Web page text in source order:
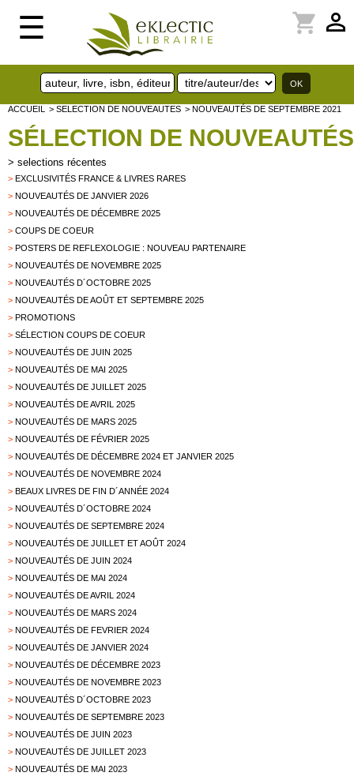
☰ perm_identity
shopping_cart
ACCUEIL > SELECTION DE NOUVEAUTES > NOUVEAUTÉS DE SEPTEMBRE 2021
SÉLECTION DE NOUVEAUTÉS
> selections récentes
> EXCLUSIVITÉS FRANCE & LIVRES RARES
> NOUVEAUTÉS DE JANVIER 2026
> NOUVEAUTÉS DE DÉCEMBRE 2025
> COUPS DE COEUR
> POSTERS DE REFLEXOLOGIE : NOUVEAU PARTENAIRE
> NOUVEAUTÉS DE NOVEMBRE 2025
> NOUVEAUTÉS D´OCTOBRE 2025
> NOUVEAUTÉS DE AOÛT ET SEPTEMBRE 2025
> PROMOTIONS
> SÉLECTION COUPS DE COEUR
> NOUVEAUTÉS DE JUIN 2025
> NOUVEAUTÉS DE MAI 2025
> NOUVEAUTÉS DE JUILLET 2025
> NOUVEAUTÉS DE AVRIL 2025
> NOUVEAUTÉS DE MARS 2025
> NOUVEAUTÉS DE FÉVRIER 2025
> NOUVEAUTÉS DE DÉCEMBRE 2024 ET JANVIER 2025
> NOUVEAUTÉS DE NOVEMBRE 2024
> BEAUX LIVRES DE FIN D´ANNÉE 2024
> NOUVEAUTÉS D´OCTOBRE 2024
> NOUVEAUTÉS DE SEPTEMBRE 2024
> NOUVEAUTÉS DE JUILLET ET AOÛT 2024
> NOUVEAUTÉS DE JUIN 2024
> NOUVEAUTÉS DE MAI 2024
> NOUVEAUTÉS DE AVRIL 2024
> NOUVEAUTÉS DE MARS 2024
> NOUVEAUTÉS DE FEVRIER 2024
> NOUVEAUTÉS DE JANVIER 2024
> NOUVEAUTÉS DE DÉCEMBRE 2023
> NOUVEAUTÉS DE NOVEMBRE 2023
> NOUVEAUTÉS D´OCTOBRE 2023
> NOUVEAUTÉS DE SEPTEMBRE 2023
> NOUVEAUTÉS DE JUIN 2023
> NOUVEAUTÉS DE JUILLET 2023
> NOUVEAUTÉS DE MAI 2023